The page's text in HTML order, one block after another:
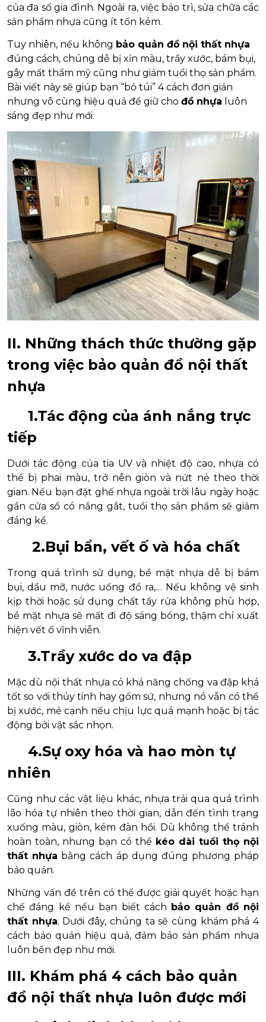
của đa số gia đình. Ngoài ra, việc bảo trì, sửa chữa các
sản phẩm nhựa cũng ít tốn kém.
Tuy nhiên, nếu không bảo quản đồ nội thất nhựa
đúng cách, chúng dễ bị xỉn màu, trầy xước, bám bụi,
gây mất thẩm mỹ cũng như giảm tuổi thọ sản phẩm.
Bài viết này sẽ giúp bạn “bỏ túi” 4 cách đơn giản
nhưng vô cùng hiệu quả để giữ cho đồ nhựa luôn
sáng đẹp như mới.
II. Những thách thức thường gặp
trong việc bảo quản đồ nội thất
nhựa
1.Tác động của ánh nắng trực
tiếp
Dưới tác động của tia UV và nhiệt độ cao, nhựa có
thể bị phai màu, trở nên giòn và nứt nẻ theo thời
gian. Nếu bạn đặt ghế nhựa ngoài trời lâu ngày hoặc
gần cửa sổ có nắng gắt, tuổi thọ sản phẩm sẽ giảm
đáng kể.
2.Bụi bẩn, vết ố và hóa chất
Trong quá trình sử dụng, bề mặt nhựa dễ bị bám
bụi, dầu mỡ, nước uống đổ ra,… Nếu không vệ sinh
kịp thời hoặc sử dụng chất tẩy rửa không phù hợp,
bề mặt nhựa sẽ mất đi độ sáng bóng, thậm chí xuất
hiện vết ố vĩnh viễn.
3.Trầy xước do va đập
Mặc dù nội thất nhựa có khả năng chống va đập khá
tốt so với thủy tinh hay gốm sứ, nhưng nó vẫn có thể
bị xước, mẻ cạnh nếu chịu lực quá mạnh hoặc bị tác
động bởi vật sắc nhọn.
4.Sự oxy hóa và hao mòn tự
nhiên
Cũng như các vật liệu khác, nhựa trải qua quá trình
lão hóa tự nhiên theo thời gian, dẫn đến tình trạng
xuống màu, giòn, kém đàn hồi. Dù không thể tránh
hoàn toàn, nhưng bạn có thể kéo dài tuổi thọ nội
thất nhựa bằng cách áp dụng đúng phương pháp
bảo quản.
Những vấn đề trên có thể được giải quyết hoặc hạn
chế đáng kể nếu bạn biết cách bảo quản đồ nội
thất nhựa. Dưới đây, chúng ta sẽ cùng khám phá 4
cách bảo quản hiệu quả, đảm bảo sản phẩm nhựa
luôn bền đẹp như mới.
III. Khám phá 4 cách bảo quản
đồ nội thất nhựa luôn được mới